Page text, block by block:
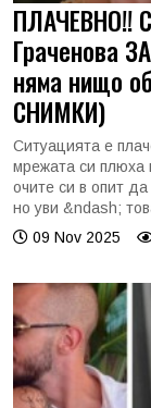
ПЛАЧЕВНО!!
Граченова
няма нищо
СНИМКИ)
Ситуацията е
мрежата си плюха
очите си в опит
но уви &ndash;
09 Nov 2025